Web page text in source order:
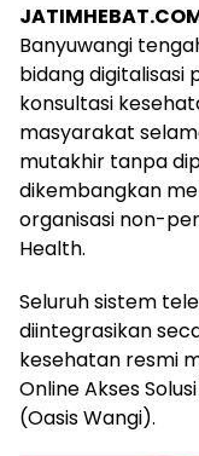
Banyuwangi
bidang digitalisasi
konsultasi
masyarakat
mutakhir tanpa
dikembangkan
organisasi non-
Health.
Seluruh sistem
diintegrasikan
kesehatan resmi
Online Akses
(Oasis Wangi).